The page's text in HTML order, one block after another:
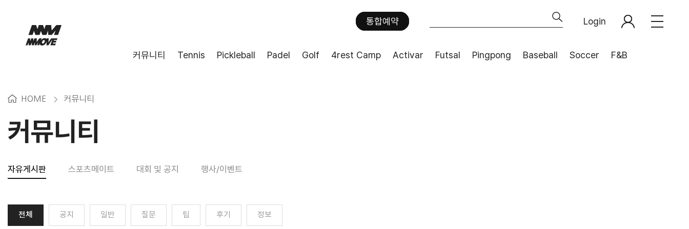
통합예약 Login
커뮤니티 Tennis Pickleball Padel Golf 4rest Camp Activar Futsal Pingpong Baseball Soccer F&B
HOME > 커뮤니티
커뮤니티
자유게시판 스포츠메이트 대회 및 공지 행사/이벤트
전체 공지 일반 질문 팁 후기 정보